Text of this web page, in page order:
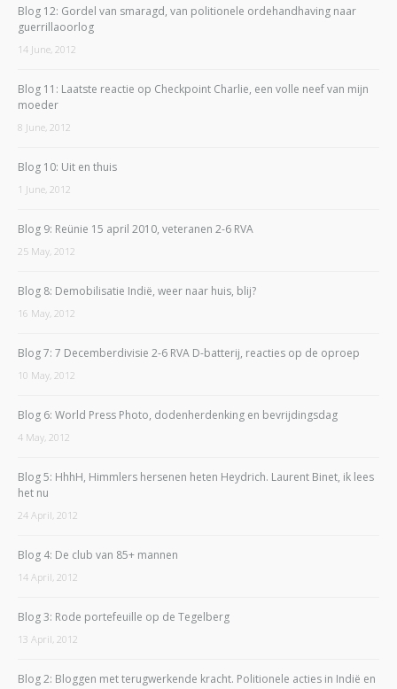
Blog 12: Gordel van smaragd, van politionele ordehandhaving naar
guerrillaoorlog
14 June, 2012
Blog 11: Laatste reactie op Checkpoint Charlie, een volle neef van mijn
moeder
8 June, 2012
Blog 10: Uit en thuis
1 June, 2012
Blog 9: Reünie 15 april 2010, veteranen 2-6 RVA
25 May, 2012
Blog 8: Demobilisatie Indië, weer naar huis, blij?
16 May, 2012
Blog 7: 7 Decemberdivisie 2-6 RVA D-batterij, reacties op de oproep
10 May, 2012
Blog 6: World Press Photo, dodenherdenking en bevrijdingsdag
4 May, 2012
Blog 5: HhhH, Himmlers hersenen heten Heydrich. Laurent Binet, ik lees
het nu
24 April, 2012
Blog 4: De club van 85+ mannen
14 April, 2012
Blog 3: Rode portefeuille op de Tegelberg
13 April, 2012
Blog 2: Bloggen met terugwerkende kracht. Politionele acties in Indië en